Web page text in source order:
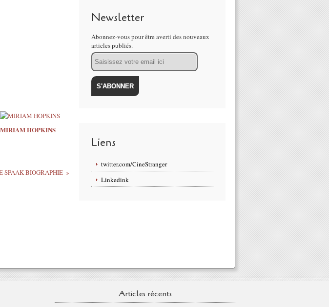
MIRIAM HOPKINS
SPAAK BIOGRAPHIE
Newsletter
Abonnez-vous pour être averti des nouveaux
articles publiés.
Email
Liens
twitter.com/CineStranger
Linkedink
Articles récents